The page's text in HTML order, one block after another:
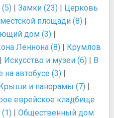
| Замки (23) | Церковь
площади (8) |
дом (3) |
Леннона (8) | Крумлов
| Искусство и музеи (6) | В
автобусе (3) |
и панорамы (7) |
еврейское кладбище
| Общественный дом